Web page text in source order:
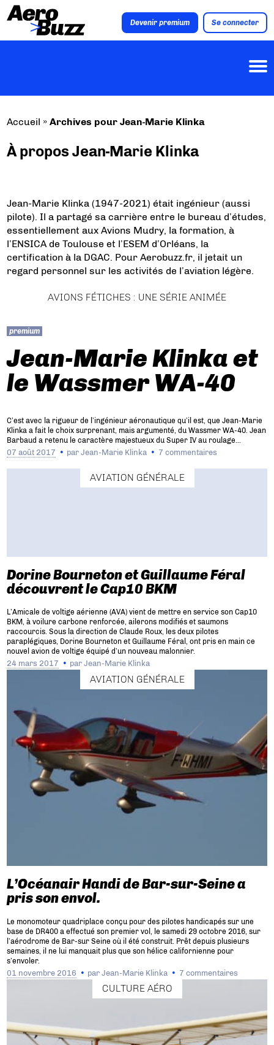
Devenir premium Se connecter
Accueil »Archives pour Jean-Marie Klinka
À propos Jean-Marie Klinka
Jean-Marie Klinka (1947-2021) était ingénieur (aussi
pilote). Il a partagé sa carrière entre le bureau d’études,
essentiellement aux Avions Mudry, la formation, à
l’ENSICA de Toulouse et l’ESEM d’Orléans, la
certification à la DGAC. Pour Aerobuzz.fr, il jetait un
regard personnel sur les activités de l’aviation légère.
AVIONS FÉTICHES : UNE SÉRIE ANIMÉE
premium
Jean-Marie Klinka et
le Wassmer WA-40
C’est avec la rigueur de l’ingénieur aéronautique qu’il est, que Jean-Marie
Klinka a fait le choix surprenant, mais argumenté, du Wassmer WA-40. Jean
Barbaud a retenu le caractère majestueux du Super IV au roulage…
07 août 2017 parJean-Marie Klinka 7 commentaires
AVIATION GÉNÉRALE
Dorine Bourneton et Guillaume Féral
découvrent le Cap10 BKM
L’Amicale de voltige aérienne (AVA) vient de mettre en service son Cap10
BKM, à voilure carbone renforcée, ailerons modifiés et saumons
raccourcis. Sous la direction de Claude Roux, les deux pilotes
paraplégiques, Dorine Bourneton et Guillaume Féral, ont pris en main ce
nouvel avion de voltige équipé d’un nouveau malonnier.
24 mars 2017 parJean-Marie Klinka
AVIATION GÉNÉRALE
L’Océanair Handi de Bar-sur-Seine a
pris son envol.
Le monomoteur quadriplace conçu pour des pilotes handicapés sur une
base de DR400 a effectué son premier vol, le samedi 29 octobre 2016, sur
l’aérodrome de Bar-sur Seine où il été construit. Prêt depuis plusieurs
semaines, il ne lui manquait plus que son hélice californienne pour
s’envoler.
01 novembre 2016 parJean-Marie Klinka 7 commentaires
CULTURE AÉRO